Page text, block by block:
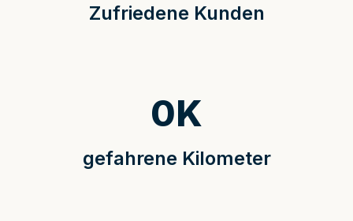
Zufriedene Kunden
gefahrene Kilometer
0K